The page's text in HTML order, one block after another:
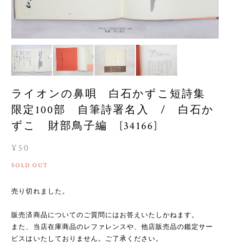
ライオンの鼻唄 白石かずこ短詩集
限定100部 自筆詩署名入 / 白石か
ずこ 財部鳥子編 [34166]
¥50
SOLD OUT
売り切れました。
販売済商品についてのご質問にはお答えいたしかねます。
また、当店在庫商品のレファレンスや、他店販売品の鑑定サー
ビスはいたしておりません。ご了承ください。